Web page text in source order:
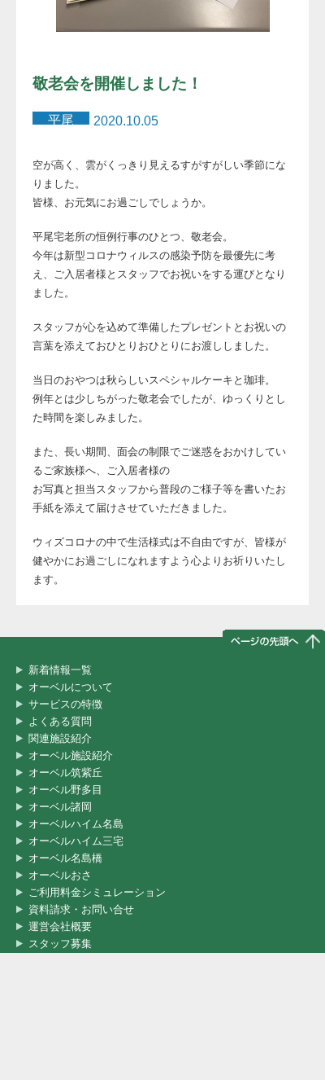
敬老会を開催しました！
平尾 2020.10.05
空が高く、雲がくっきり見えるすがすがしい季節にな
りました。
皆様、お元気にお過ごしでしょうか。
平尾宅老所の恒例行事のひとつ、敬老会。
今年は新型コロナウィルスの感染予防を最優先に考
え、ご入居者様とスタッフでお祝いをする運びとなり
ました。
スタッフが心を込めて準備したプレゼントとお祝いの
言葉を添えておひとりおひとりにお渡ししました。
当日のおやつは秋らしいスペシャルケーキと珈琲。
例年とは少しちがった敬老会でしたが、ゆっくりとし
た時間を楽しみました。
また、長い期間、面会の制限でご迷惑をおかけしてい
るご家族様へ、ご入居者様の
お写真と担当スタッフから普段のご様子等を書いたお
手紙を添えて届けさせていただきました。
ウィズコロナの中で生活様式は不自由ですが、皆様が
健やかにお過ごしになれますよう心よりお祈りいたし
ます。
新着情報一覧
オーベルについて
サービスの特徴
よくある質問
関連施設紹介
オーベル施設紹介
オーベル筑紫丘
オーベル野多目
オーベル諸岡
オーベルハイム名島
オーベルハイム三宅
オーベル名島橋
オーベルおさ
ご利用料金シミュレーション
資料請求・お問い合せ
運営会社概要
スタッフ募集